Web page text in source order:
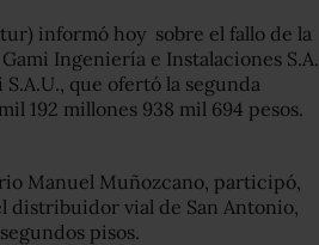
informó hoy sobre el fallo de la
Ingeniería e Instalaciones S.A.
S.A.U., que ofertó la segunda
192 millones 938 mil 694 pesos.
Manuel Muñozcano, participó,
distribuidor vial de San Antonio,
pisos.